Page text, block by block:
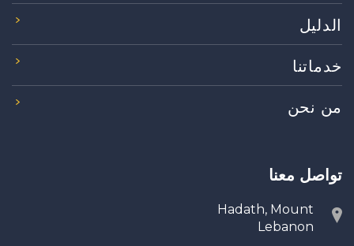
الدليل
خدماتنا
من نحن
تواصل معنا
Hadath, Mount
Lebanon